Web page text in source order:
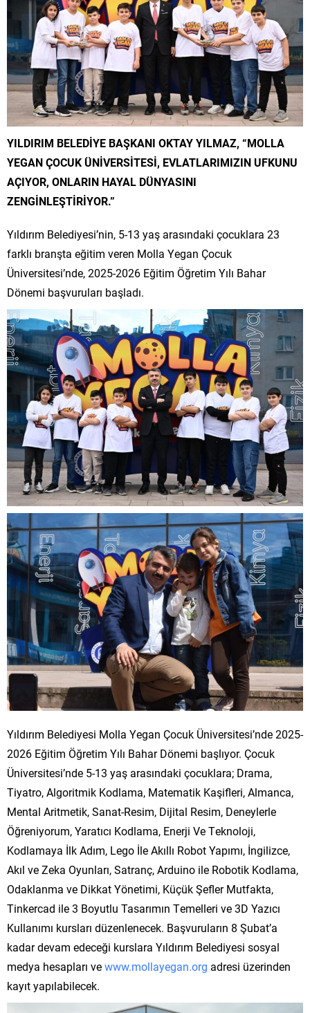
YILDIRIM BELEDİYE BAŞKANI OKTAY YILMAZ, “MOLLA
YEGAN ÇOCUK ÜNİVERSİTESİ, EVLATLARIMIZIN UFKUNU
AÇIYOR, ONLARIN HAYAL DÜNYASINI
ZENGİNLEŞTİRİYOR.”
Yıldırım Belediyesi’nin, 5-13 yaş arasındaki çocuklara 23
farklı branşta eğitim veren Molla Yegan Çocuk
Üniversitesi’nde, 2025-2026 Eğitim Öğretim Yılı Bahar
Dönemi başvuruları başladı.
Yıldırım Belediyesi Molla Yegan Çocuk Üniversitesi’nde 2025-
2026 Eğitim Öğretim Yılı Bahar Dönemi başlıyor. Çocuk
Üniversitesi’nde 5-13 yaş arasındaki çocuklara; Drama,
Tiyatro, Algoritmik Kodlama, Matematik Kaşifleri, Almanca,
Mental Aritmetik, Sanat-Resim, Dijital Resim, Deneylerle
Öğreniyorum, Yaratıcı Kodlama, Enerji Ve Teknoloji,
Kodlamaya İlk Adım, Lego İle Akıllı Robot Yapımı, İngilizce,
Akıl ve Zeka Oyunları, Satranç, Arduino ile Robotik Kodlama,
Odaklanma ve Dikkat Yönetimi, Küçük Şefler Mutfakta,
Tinkercad ile 3 Boyutlu Tasarımın Temelleri ve 3D Yazıcı
Kullanımı kursları düzenlenecek. Başvuruların 8 Şubat’a
kadar devam edeceği kurslara Yıldırım Belediyesi sosyal
medya hesapları vewww.mollayegan.org adresi üzerinden
kayıt yapılabilecek.